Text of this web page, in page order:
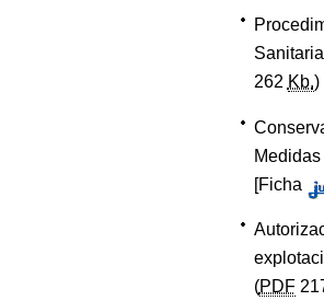
262 Kb.)
[Ficha
(PDF